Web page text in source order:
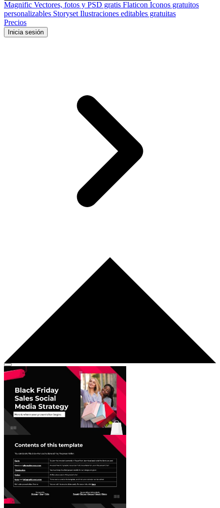
Magnific Vectores, fotos y PSD gratis Flaticon Iconos gratuitos
personalizables Storyset Ilustraciones editables gratuitas
Precios
Inicia sesión